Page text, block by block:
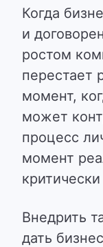
Когда
и
ростом
перестает
момент,
может
процесс
момент
Внедрить
дать